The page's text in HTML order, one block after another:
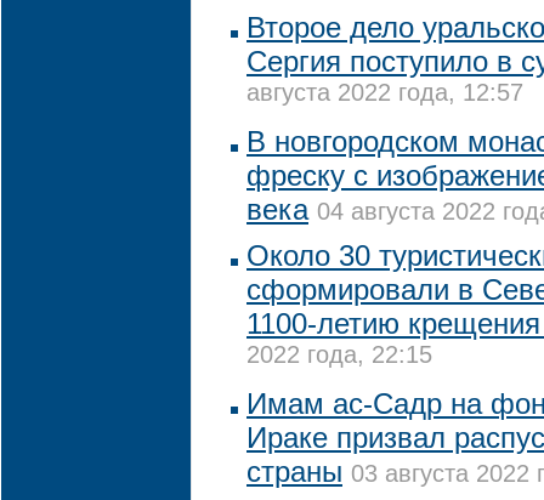
Второе дело
Сергия поступило в
августа 2022 года, 12:57
В новгородском
фреску с
века 04 августа 2022
Около 30
сформировали в
1100-летию
2022 года, 22:15
Имам ас-Садр на
Ираке призвал
страны 03 августа 2022